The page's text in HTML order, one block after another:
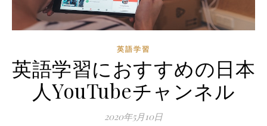
英語学習
英語学習におすすめの日本
人YouTubeチャンネル
2020年5月10日